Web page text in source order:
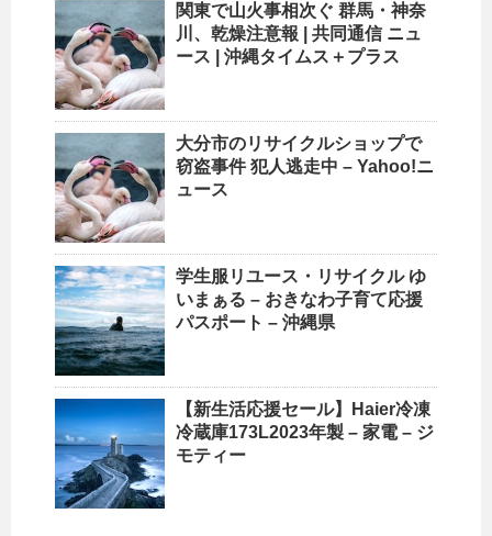
関東で山火事相次ぐ 群馬・神奈
川、乾燥注意報 | 共同通信 ニュ
ース | 沖縄タイムス＋プラス
大分市のリサイクルショップで
窃盗事件 犯人逃走中 – Yahoo!ニ
ュース
学生服リユース・ リサイクルゆ
いまぁる – おきなわ子育て応援
パスポート – 沖縄県
【新生活応援セール】Haier冷凍
冷蔵庫173L2023年製 – 家電 – ジ
モティー